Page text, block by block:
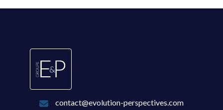
contact@evolution-perspectives.com